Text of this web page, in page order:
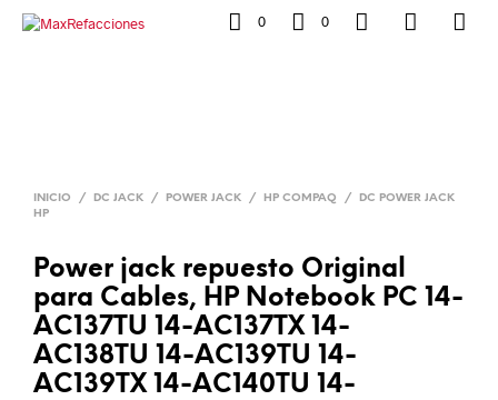
0 0
INICIO / DC JACK / POWER JACK / HP COMPAQ /
DC POWER JACK
HP
Power jack repuesto Original
para Cables, HP Notebook PC 14-
AC137TU 14-AC137TX 14-
AC138TU 14-AC139TU 14-
AC139TX 14-AC140TU 14-